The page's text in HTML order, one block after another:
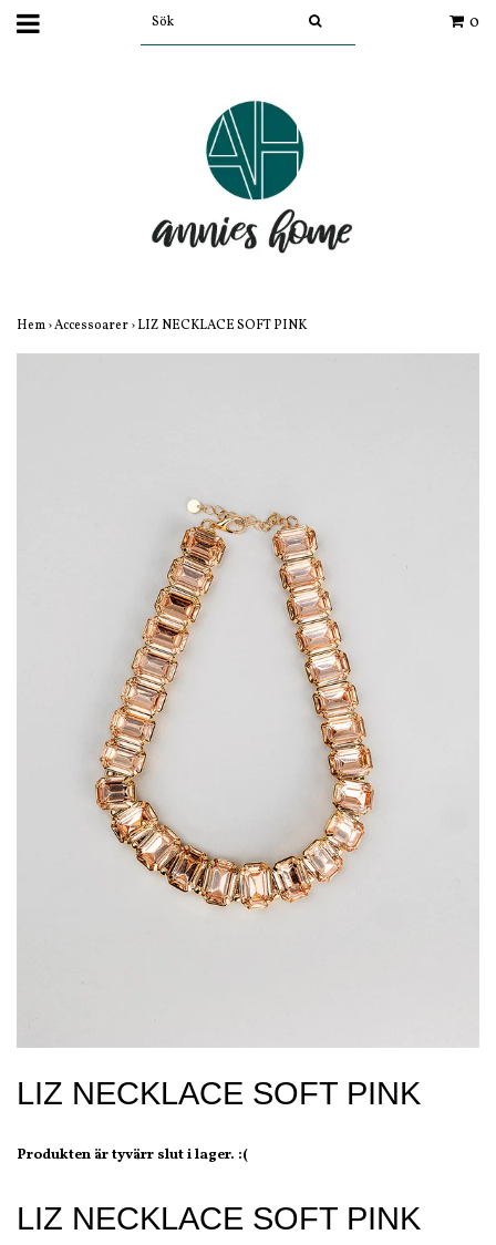
0
Hem›Accessoarer›LIZ NECKLACE SOFT PINK
LIZ NECKLACE SOFT PINK
Produkten är tyvärr slut i lager. :(
LIZ NECKLACE SOFT PINK